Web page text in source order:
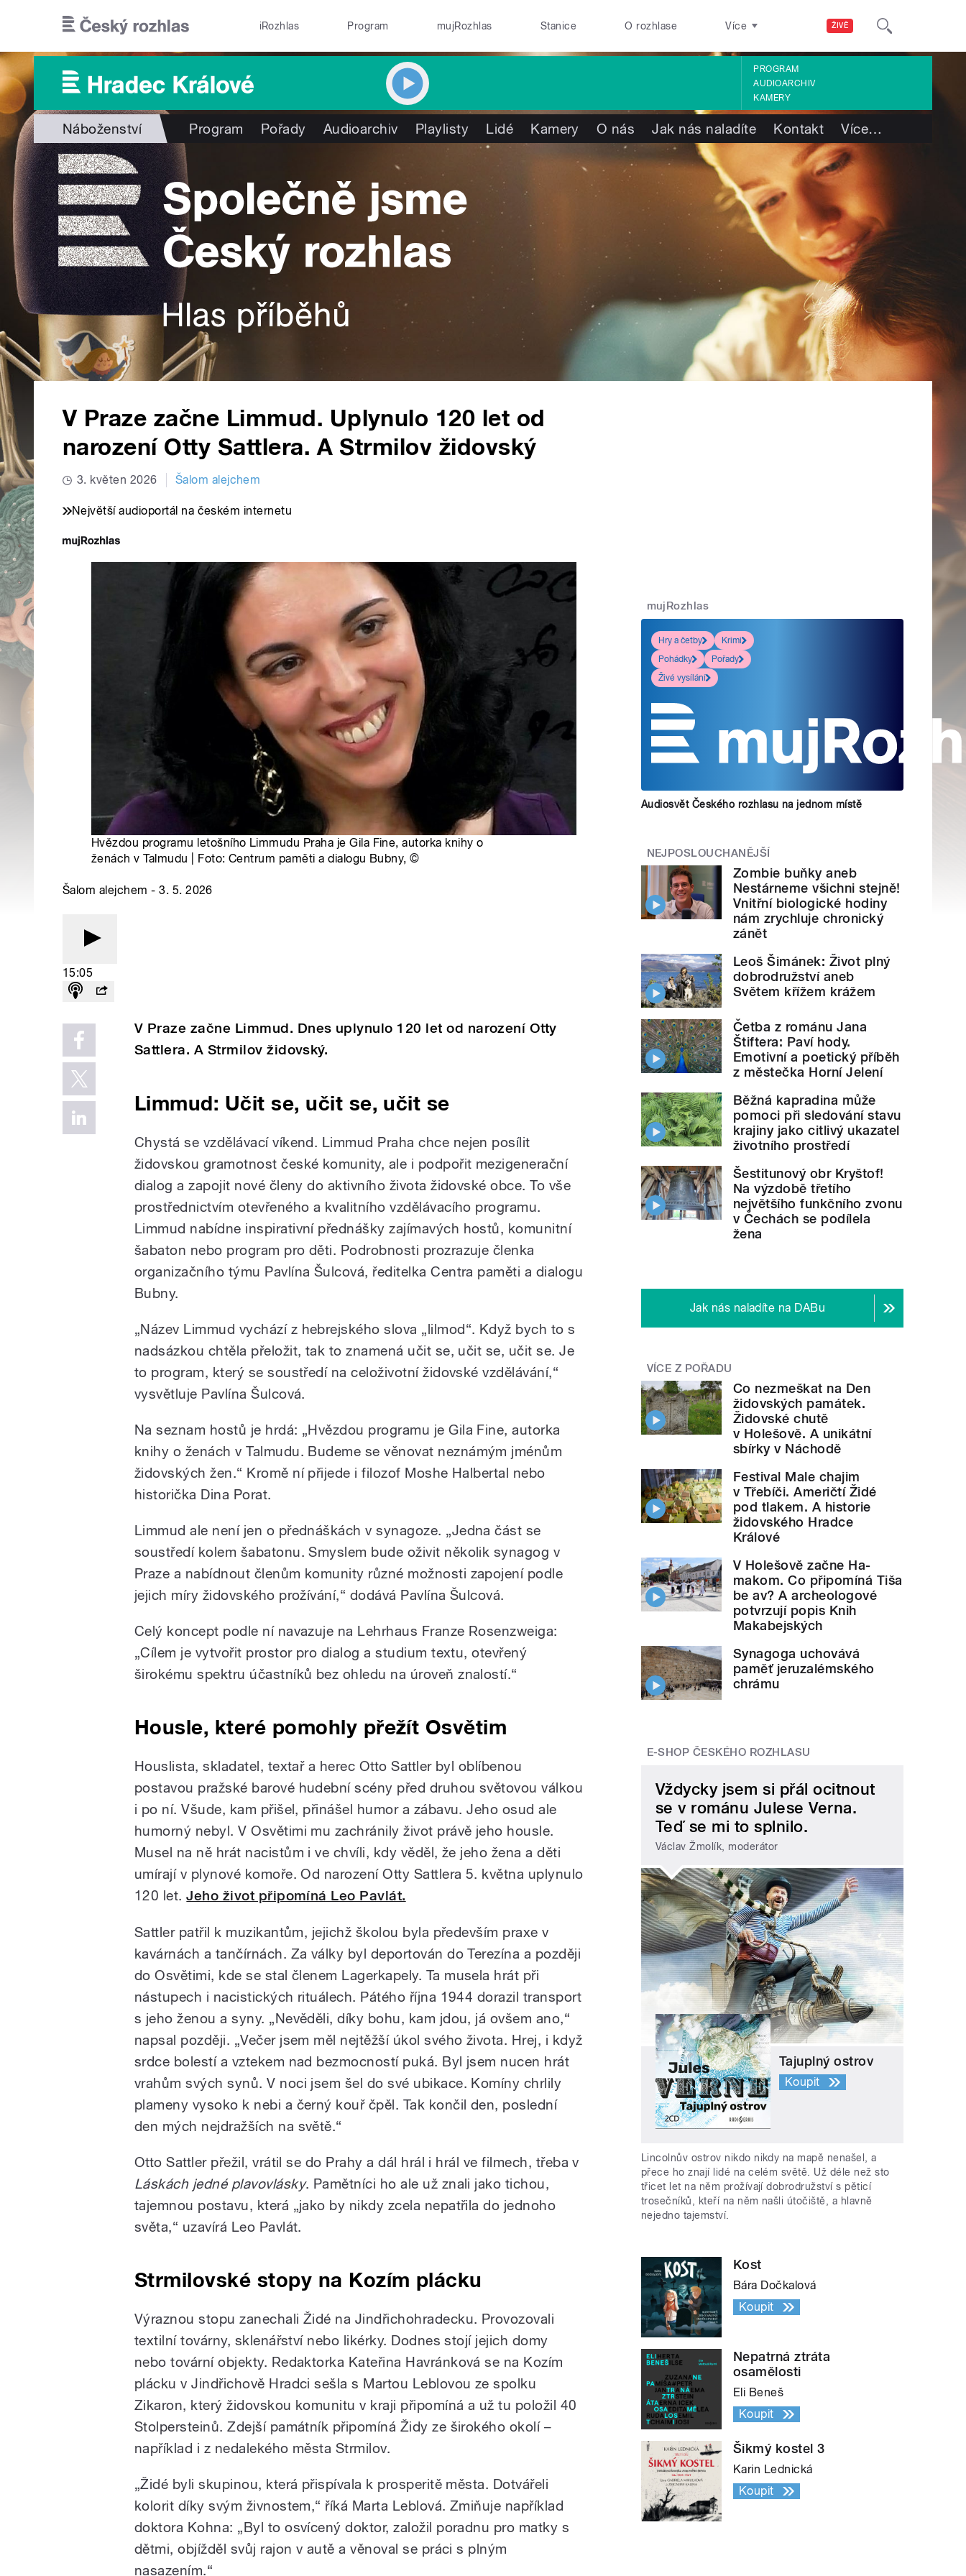
ŽIVĚ
iRozhlas Program mujRozhlas Stanice O rozhlase Více
PROGRAM
AUDIOARCHIV
KAMERY
Náboženství Program Pořady Audioarchiv Playlisty Lidé Kamery O nás Jak nás naladíte Kontakt Více…
V Praze začne Limmud. Uplynulo 120 let od
narození Otty Sattlera. A Strmilov židovský
3. květen 2026 Šalom alejchem
Největší audioportál na českém internetu
Hvězdou programu letošního Limmudu Praha je Gila Fine, autorka knihy o
ženách v Talmudu | Foto: Centrum paměti a dialogu Bubny,©
Šalom alejchem - 3. 5. 2026
15:05
V Praze začne Limmud. Dnes uplynulo 120 let od narození Otty
Sattlera. A Strmilov židovský.
Limmud: Učit se, učit se, učit se
Chystá se vzdělávací víkend. Limmud Praha chce nejen posílit
židovskou gramotnost české komunity, ale i podpořit mezigenerační
dialog a zapojit nové členy do aktivního života židovské obce. To vše
prostřednictvím otevřeného a kvalitního vzdělávacího programu.
Limmud nabídne inspirativní přednášky zajímavých hostů, komunitní
šabaton nebo program pro děti. Podrobnosti prozrazuje členka
organizačního týmu Pavlína Šulcová, ředitelka Centra paměti a dialogu
Bubny.
„Název Limmud vychází z hebrejského slova „lilmod“. Když bych to s
nadsázkou chtěla přeložit, tak to znamená učit se, učit se, učit se. Je
to program, který se soustředí na celoživotní židovské vzdělávání,“
vysvětluje Pavlína Šulcová.
Na seznam hostů je hrdá: „Hvězdou programu je Gila Fine, autorka
knihy o ženách v Talmudu. Budeme se věnovat neznámým jménům
židovských žen.“ Kromě ní přijede i filozof Moshe Halbertal nebo
historička Dina Porat.
Limmud ale není jen o přednáškách v synagoze. „Jedna část se
soustředí kolem šabatonu. Smyslem bude oživit několik synagog v
Praze a nabídnout členům komunity různé možnosti zapojení podle
jejich míry židovského prožívání,“ dodává Pavlína Šulcová.
Celý koncept podle ní navazuje na Lehrhaus Franze Rosenzweiga:
„Cílem je vytvořit prostor pro dialog a studium textu, otevřený
širokému spektru účastníků bez ohledu na úroveň znalostí.“
Housle, které pomohly přežít Osvětim
Houslista, skladatel, textař a herec Otto Sattler byl oblíbenou
postavou pražské barové hudební scény před druhou světovou válkou
i po ní. Všude, kam přišel, přinášel humor a zábavu. Jeho osud ale
humorný nebyl. V Osvětimi mu zachránily život právě jeho housle.
Musel na ně hrát nacistům i ve chvíli, kdy věděl, že jeho žena a děti
umírají v plynové komoře. Od narození Otty Sattlera 5. května uplynulo
120 let.Jeho život připomíná Leo Pavlát.
Sattler patřil k muzikantům, jejichž školou byla především praxe v
kavárnách a tančírnách. Za války byl deportován do Terezína a později
do Osvětimi, kde se stal členem Lagerkapely. Ta musela hrát při
nástupech i nacistických rituálech. Pátého října 1944 dorazil transport
s jeho ženou a syny. „Nevěděli, díky bohu, kam jdou, já ovšem ano,“
napsal později. „Večer jsem měl nejtěžší úkol svého života. Hrej, i když
srdce bolestí a vztekem nad bezmocností puká. Byl jsem nucen hrát
vrahům svých synů. V noci jsem šel do své ubikace. Komíny chrlily
plameny vysoko k nebi a černý kouř čpěl. Tak končil den, poslední
den mých nejdražších na světě.“
Otto Sattler přežil, vrátil se do Prahy a dál hrál i hrál ve filmech, třeba v
Láskách jedné plavovlásky. Pamětníci ho ale už znali jako tichou,
tajemnou postavu, která „jako by nikdy zcela nepatřila do jednoho
světa,“ uzavírá Leo Pavlát.
Strmilovské stopy na Kozím plácku
Výraznou stopu zanechali Židé na Jindřichohradecku. Provozovali
textilní továrny, sklenářství nebo likérky. Dodnes stojí jejich domy
nebo tovární objekty. Redaktorka Kateřina Havránková se na Kozím
plácku v Jindřichově Hradci sešla s Martou Leblovou ze spolku
Zikaron, který židovskou komunitu v kraji připomíná a už tu položil 40
Stolpersteinů. Zdejší památník připomíná Židy ze širokého okolí –
například i z nedalekého města Strmilov.
„Židé byli skupinou, která přispívala k prosperitě města. Dotvářeli
kolorit díky svým živnostem,“ říká Marta Leblová. Zmiňuje například
doktora Kohna: „Byl to osvícený doktor, založil poradnu pro matky s
dětmi, objížděl svůj rajon v autě a věnoval se práci s plným
nasazením.“
mujRozhlas
Hry a četby
Krimi
Pohádky
Pořady
Živé vysílání
Audiosvět Českého rozhlasu na jednom místě
NEJPOSLOUCHANĚJŠÍ
Zombie buňky aneb
Nestárneme všichni stejně!
Vnitřní biologické hodiny
nám zrychluje chronický
zánět
Leoš Šimánek: Život plný
dobrodružství aneb
Světem křížem krážem
Četba z románu Jana
Štiftera: Paví hody.
Emotivní a poetický příběh
z městečka Horní Jelení
Běžná kapradina může
pomoci při sledování stavu
krajiny jako citlivý ukazatel
životního prostředí
Šestitunový obr Kryštof!
Na výzdobě třetího
největšího funkčního zvonu
v Čechách se podílela
žena
Jak nás naladíte na DABu
VÍCE Z POŘADU
Co nezmeškat na Den
židovských památek.
Židovské chutě
v Holešově. A unikátní
sbírky v Náchodě
Festival Male chajim
v Třebíči. Američtí Židé
pod tlakem. A historie
židovského Hradce
Králové
V Holešově začne Ha-
makom. Co připomíná Tiša
be av? A archeologové
potvrzují popis Knih
Makabejských
Synagoga uchovává
paměť jeruzalémského
chrámu
E-SHOP ČESKÉHO ROZHLASU
Vždycky jsem si přál ocitnout
se v románu Julese Verna.
Teď se mi to splnilo.
Václav Žmolík, moderátor
Tajuplný ostrov
Koupit
Lincolnův ostrov nikdo nikdy na mapě nenašel, a
přece ho znají lidé na celém světě. Už déle než sto
třicet let na něm prožívají dobrodružství s pěticí
trosečníků, kteří na něm našli útočiště, a hlavně
nejedno tajemství.
Kost
Bára Dočkalová
Koupit
Nepatrná ztráta
osamělosti
Eli Beneš
Koupit
Šikmý kostel 3
Karin Lednická
Koupit